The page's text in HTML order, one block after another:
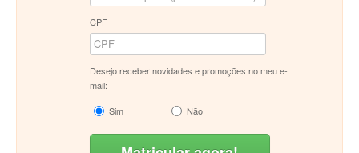
CPF
Desejo receber novidades e promoções no meu e-
mail:
Sim
Não